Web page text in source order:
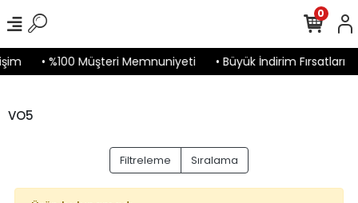
• %100 Müşteri Memnuniyeti • Büyük İndirim Fırsatları
0
VO5
Filtreleme Sıralama